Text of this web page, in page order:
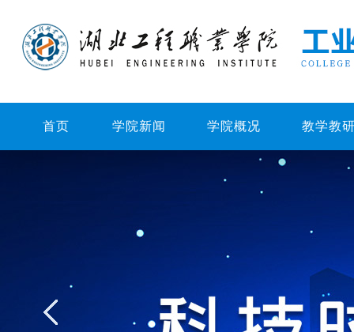
首页 学院新闻 学院概况 教学教